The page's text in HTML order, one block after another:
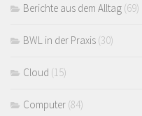
Berichte aus dem Alltag (69)
BWL in der Praxis (30)
Cloud (15)
Computer (84)